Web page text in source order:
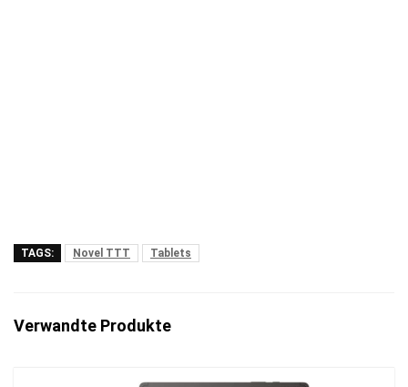
TAGS: Novel TTT Tablets
Verwandte Produkte